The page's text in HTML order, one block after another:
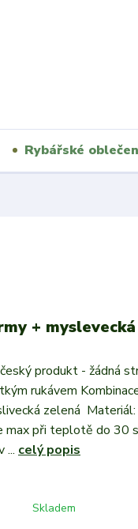
Rybářské
+
produkt - žádná
rukávem
zelená
max při teplotě do 30
... celý popis
Skladem